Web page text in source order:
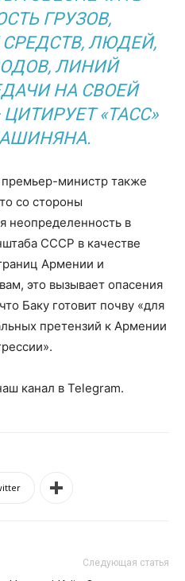
ГРУЗОВ,
ЛЮДЕЙ,
ЛИНИЙ
НА СВОЕЙ
«ТАСС»
министр также
со стороны
неопределенность в
СССР в качестве
Армении и
это вызывает опасения
Баку готовит почву «для
претензий к Армении
канал в Telegram.
Следующая статья